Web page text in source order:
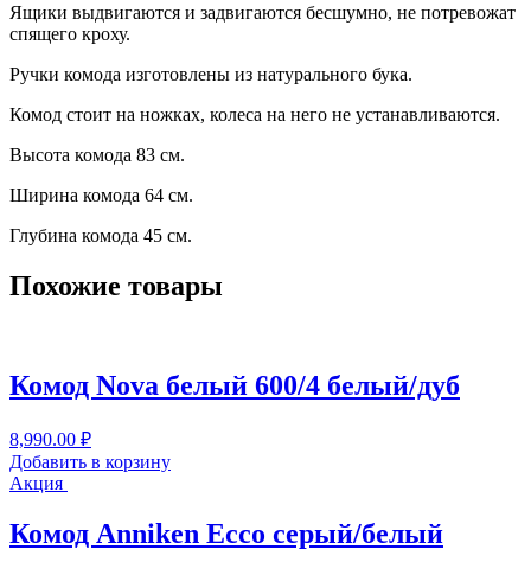
Ящики выдвигаются и задвигаются бесшумно, не потревожат
спящего кроху.
Ручки комода изготовлены из натурального бука.
Комод стоит на ножках, колеса на него не устанавливаются.
Высота комода 83 см.
Ширина комода 64 см.
Глубина комода 45 см.
Похожие товары
Комод Nova белый 600/4 белый/дуб
8,990.00 ₽
Добавить в корзину
Акция
Комод Anniken Ecco серый/белый